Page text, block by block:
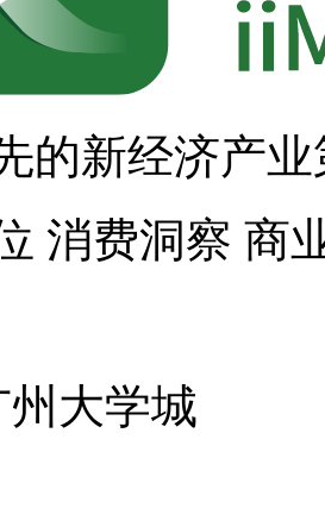
的新经济产
消费洞察 商
州大学城